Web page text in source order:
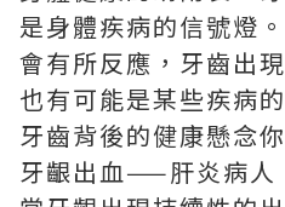
是身體疾病的信號燈
會有所反應，牙齒出
也有可能是某些疾病
牙齒背後的健康懸念
牙齦出血——肝炎病人